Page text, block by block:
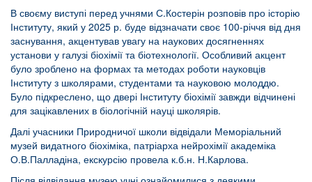
В своєму виступі перед учнями С.Костерін розповів про історію
Інституту, який у 2025 р. буде відзначати своє 100-річчя від дня
заснування, акцентував увагу на наукових досягненнях
установи у галузі біохімії та біотехнології. Особливий акцент
було зроблено на формах та методах роботи науковців
Інституту з школярами, студентами та науковою молоддю.
Було підкреслено, що двері Інституту біохімії завжди відчинені
для зацікавлених в біологічній науці школярів.
Далі учасники Природничої школи відвідали Меморіальний
музей видатного біохіміка, патріарха нейрохімії академіка
О.В.Палладіна, екскурсію провела к.б.н. Н.Карлова.